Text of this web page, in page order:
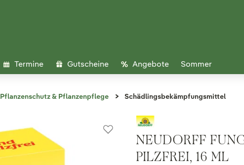
Termine Gutscheine Angebote Sommer
Pflanzenschutz & Pflanzenpflege Schädlingsbekämpfungsmittel
NEUDORFF
PILZFREI, 16 ML